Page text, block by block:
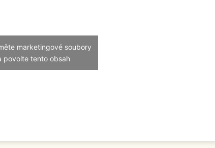
marketingové soubory
povolte tento obsah